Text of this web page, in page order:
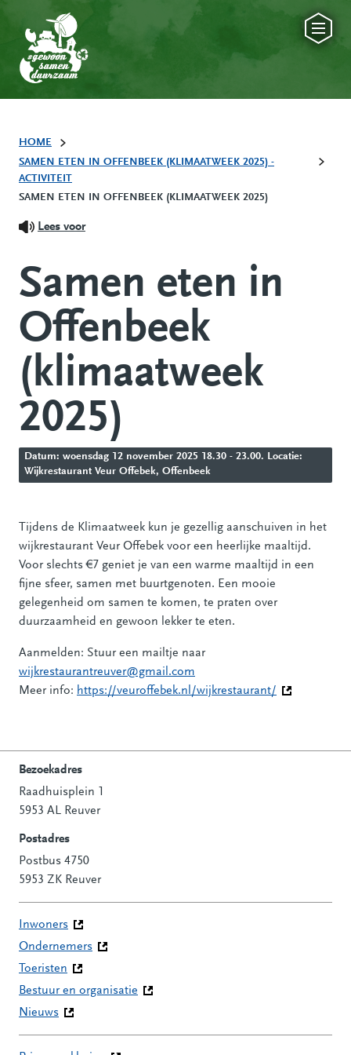
HOME
SAMEN ETEN IN OFFENBEEK (KLIMAATWEEK 2025) -
ACTIVITEIT
SAMEN ETEN IN OFFENBEEK (KLIMAATWEEK 2025)
Lees voor
Samen eten in
Offenbeek
(klimaatweek
2025)
Datum: woensdag 12 november 2025 18.30 - 23.00. Locatie:
Wijkrestaurant Veur Offebek, Offenbeek
Tijdens de Klimaatweek kun je gezellig aanschuiven in het
wijkrestaurant Veur Offebek voor een heerlijke maaltijd.
Voor slechts €7 geniet je van een warme maaltijd in een
fijne sfeer, samen met buurtgenoten. Een mooie
gelegenheid om samen te komen, te praten over
duurzaamheid en gewoon lekker te eten.
Aanmelden: Stuur een mailtje naar
wijkrestaurantreuver@gmail.com
Meer info: https://veuroffebek.nl/wijkrestaurant/ (Deze link
Contactinformatie
Bezoekadres
Raadhuisplein 1
5953 AL Reuver
Postadres
Postbus 4750
5953 ZK Reuver
Inwoners
Ondernemers
Toeristen
Bestuur en organisatie
Nieuws